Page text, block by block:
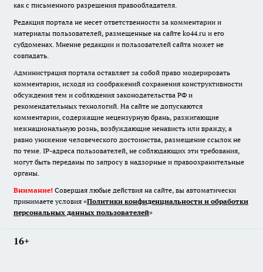
как с письменного разрешения правообладателя.
Редакция портала не несет ответственности за комментарии и
материалы пользователей, размещенные на сайте ko44.ru и его
субдоменах. Мнение редакции и пользователей сайта может не
совпадать.
Администрация портала оставляет за собой право модерировать
комментарии, исходя из соображений сохранения конструктивности
обсуждения тем и соблюдения законодательства РФ и
рекомендательных технологий. На сайте не допускаются
комментарии, содержащие нецензурную брань, разжигающие
межнациональную рознь, возбуждающие ненависть или вражду, а
равно унижение человеческого достоинства, размещение ссылок не
по теме. IP-адреса пользователей, не соблюдающих эти требования,
могут быть переданы по запросу в надзорные и правоохранительные
органы.
Внимание! Совершая любые действия на сайте, вы автоматически
принимаете условия «Политики конфиденциальности и обработки
персональных данных пользователей»
16+